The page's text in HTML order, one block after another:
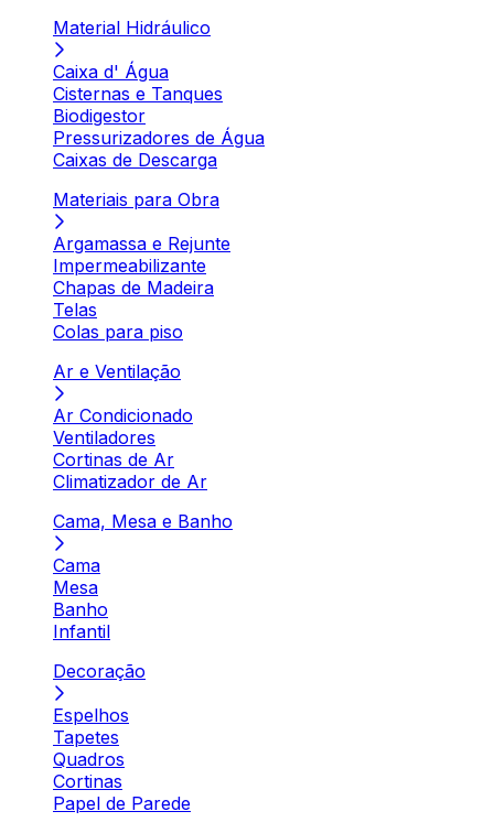
Material Hidráulico
Caixa d' Água
Cisternas e Tanques
Biodigestor
Pressurizadores de Água
Caixas de Descarga
Materiais para Obra
Argamassa e Rejunte
Impermeabilizante
Chapas de Madeira
Telas
Colas para piso
Ar e Ventilação
Ar Condicionado
Ventiladores
Cortinas de Ar
Climatizador de Ar
Cama, Mesa e Banho
Cama
Mesa
Banho
Infantil
Decoração
Espelhos
Tapetes
Quadros
Cortinas
Papel de Parede